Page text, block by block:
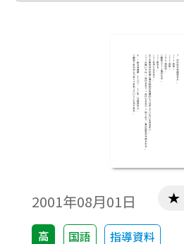
2001年08月01日
高 国語 指導資料